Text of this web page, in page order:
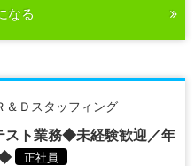
なる
＆Ｄスタッフィング
スト業務◆未経験歓迎／年
◆
正社員